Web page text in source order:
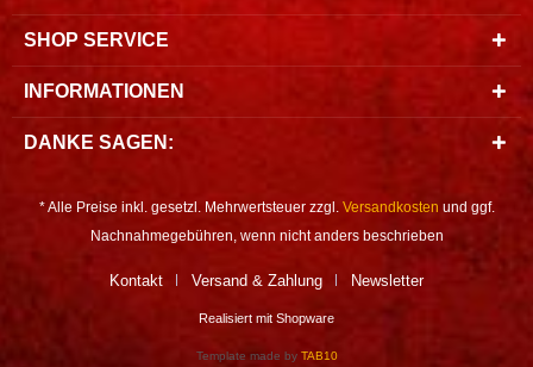
SHOP SERVICE
INFORMATIONEN
DANKE SAGEN:
* Alle Preise inkl. gesetzl. Mehrwertsteuer zzgl. Versandkosten und ggf.
Nachnahmegebühren, wenn nicht anders beschrieben
Kontakt Versand & Zahlung Newsletter
Realisiert mit Shopware
Template made by TAB10